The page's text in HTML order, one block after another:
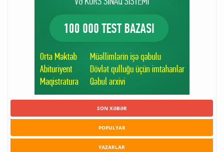
SON XƏBƏR
POPULYAR
YAZARLAR